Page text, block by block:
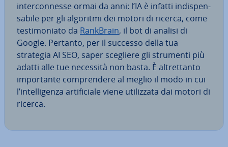
in­ter­con­nes­se ormai da anni: l’IA è infatti in­di­spen­
sa­bi­le per gli algoritmi dei motori di ricerca, come
te­sti­mo­nia­to da RankBrain, il bot di analisi di
Google. Pertanto, per il successo della tua
strategia AI SEO, saper scegliere gli strumenti più
adatti alle tue necessità non basta. È al­tret­tan­to
im­por­tan­te com­pren­de­re al meglio il modo in cui
l’in­tel­li­gen­za ar­ti­fi­cia­le viene uti­liz­za­ta dai motori di
ricerca.